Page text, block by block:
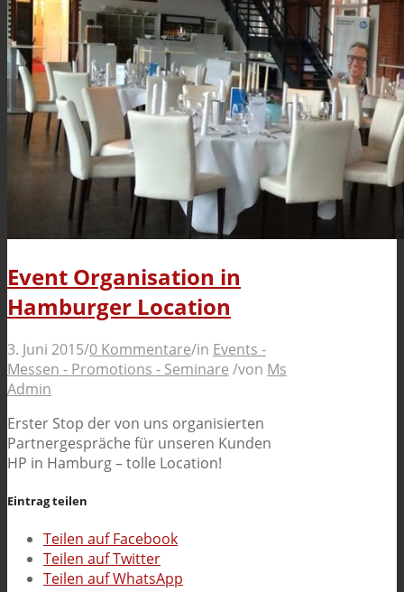
Event Organisation in
Hamburger Location
3. Juni 2015/0 Kommentare/in Events -
Messen - Promotions - Seminare /von Ms
Admin
Erster Stop der von uns organisierten
Partnergespräche für unseren Kunden
HP in Hamburg – tolle Location!
Eintrag teilen
Teilen auf Facebook
Teilen auf Twitter
Teilen auf WhatsApp